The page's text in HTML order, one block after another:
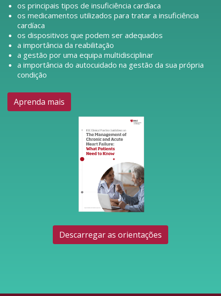
os principais tipos de insuficiência cardíaca
os medicamentos utilizados para tratar a insuficiência
cardíaca
os dispositivos que podem ser adequados
a importância da reabilitação
a gestão por uma equipa multidisciplinar
a importância do autocuidado na gestão da sua própria
condição
Aprenda mais
Descarregar as orientações